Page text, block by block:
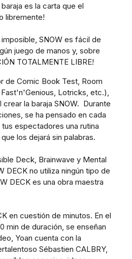
es la carta que el
libremente!
SNOW es fácil de
juego de manos y, sobre
TOTALMENTE LIBRE!
de Comic Book Test, Room
Lotricks, etc.),
crear la baraja SNOW. Durante
se ha pensado en cada
espectadores una rutina
los dejará sin palabras.
Deck, Brainwave y Mental
DECK no utiliza ningún tipo de
DECK es una obra maestra
en cuestión de minutos. En el
min de duración, se enseñan
Yoan cuenta con la
Sébastien CALBRY,